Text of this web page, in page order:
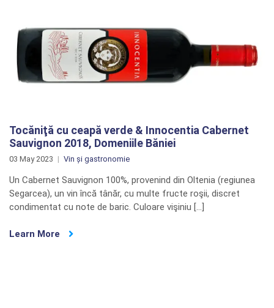
Tocăniţă cu ceapă verde & Innocentia Cabernet
Sauvignon 2018, Domeniile Băniei
03 May 2023 Vin și gastronomie
Un Cabernet Sauvignon 100%, provenind din Oltenia (regiunea
Segarcea), un vin încă tânăr, cu multe fructe roşii, discret
condimentat cu note de baric. Culoare vişiniu […]
Learn More